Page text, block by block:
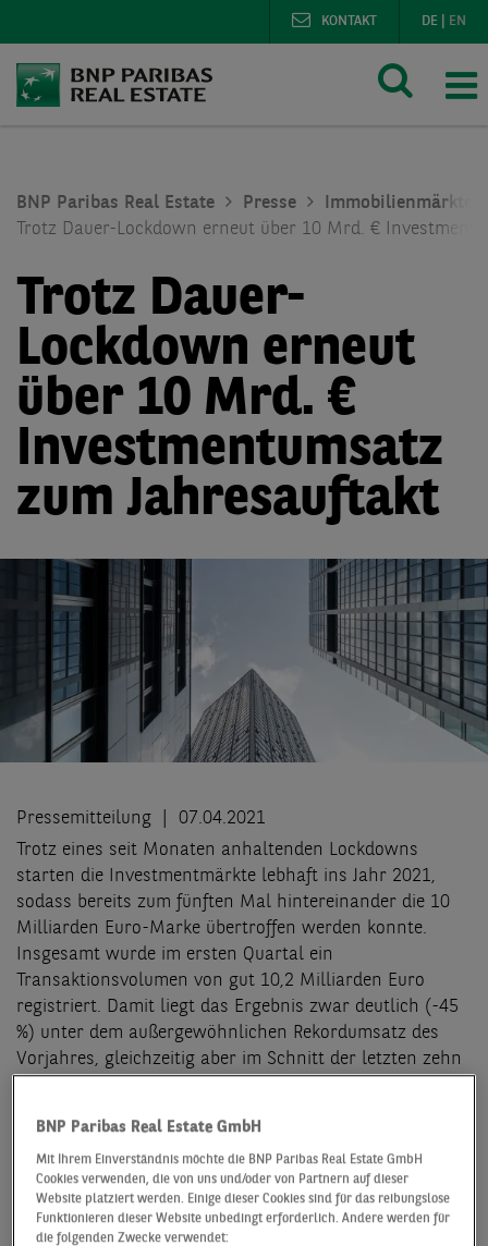
DE EN
KONTAKT
BNP Paribas Real Estate Presse
Immobilienmärkte
Trotz Dauer-Lockdown erneut über 10 Mrd. €
Trotz Dauer-
Lockdown erneut
über 10 Mrd. €
Investmentumsatz
zum Jahresauftakt
Pressemitteilung
07.04.2021
Trotz eines seit Monaten anhaltenden Lockdowns
starten die Investmentmärkte lebhaft ins Jahr 2021,
sodass bereits zum fünften Mal hintereinander die 10
Milliarden Euro-Marke übertroffen werden konnte.
Insgesamt wurde im ersten Quartal ein
Transaktionsvolumen von gut 10,2 Milliarden Euro
registriert. Damit liegt das Ergebnis zwar deutlich (-45
%) unter dem außergewöhnlichen Rekordumsatz des
Vorjahres, gleichzeitig aber im Schnitt der letzten zehn
• Investmentumsatz mit gut 10,2 Milliarden Euro auf
dem Niveau der letzten zehn Jahre
• Anteil von Einzel-Deals mit 77 % (knapp 7,9
BNP Paribas Real Estate GmbH
Mit Ihrem Einverständnis möchte die BNP Paribas Real Estate GmbH
Cookies verwenden, die von uns und/oder von Partnern auf dieser
Website platziert werden. Einige dieser Cookies sind für das reibungslose
Funktionieren dieser Website unbedingt erforderlich. Andere werden für
die folgenden Zwecke verwendet: